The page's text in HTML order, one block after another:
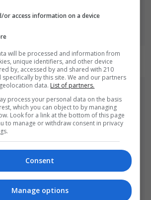
obecnych i byłych
jeśli operator uruchomił
usługi, zobacz na co
liczyć:
reklamacja została
negatywnie lub sam
automatycznie aktywowane
usługi we wskazanym w decyzji
or access information on a device
will be processed and information from
unique identifiers, and other device
by, accessed by and shared with 210
by this site. We and our partners
data. List of partners.
process your personal data on the basis
which you can object to by managing
Look for a link at the bottom of this page
to manage or withdraw consent in privacy
Consent
Manage options